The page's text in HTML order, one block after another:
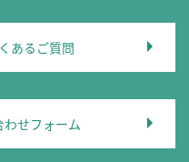
あるご質問
せフォーム